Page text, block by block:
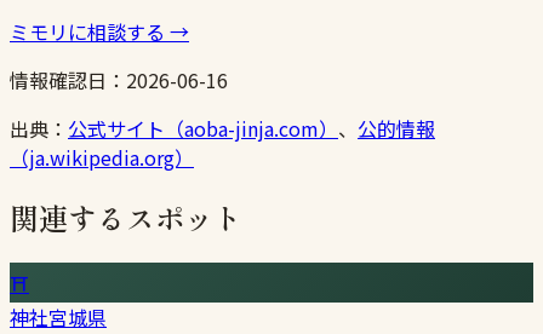
ミモリに相談する →
情報確認日： 2026-06-16
出典： 公式サイト（aoba-jinja.com） 、 公的情報
（ja.wikipedia.org）
関連するスポット
⛩
神社宮城県